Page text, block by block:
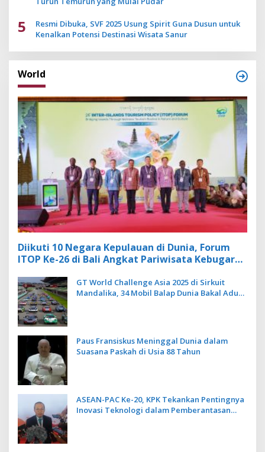
5
Resmi Dibuka, SVF 2025 Usung Spirit Guna Dusun untuk
Kenalkan Potensi Destinasi Wisata Sanur
World
Diikuti 10 Negara Kepulauan di Dunia, Forum
ITOP Ke-26 di Bali Angkat Pariwisata Kebugaran
GT World Challenge Asia 2025 di Sirkuit
Mandalika, 34 Mobil Balap Dunia Bakal Adu
Paus Fransiskus Meninggal Dunia dalam
Suasana Paskah di Usia 88 Tahun
ASEAN-PAC Ke-20, KPK Tekankan Pentingnya
Inovasi Teknologi dalam Pemberantasan